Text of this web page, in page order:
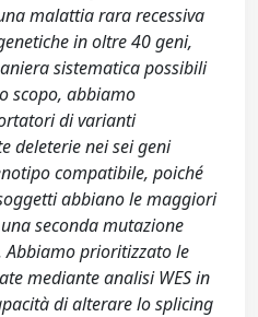
malattia rara recessiva
in oltre 40 geni,
sistematica possibili
scopo, abbiamo
di varianti
deleterie nei sei geni
compatibile, poiché
abbiano le maggiori
seconda mutazione
Abbiamo prioritizzato le
mediante analisi WES in
di alterare lo splicing